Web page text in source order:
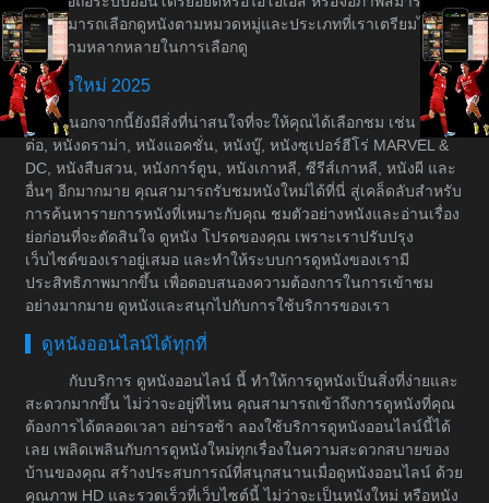
คุณสามารถเลือกดูหนังตามหมวดหมู่และประเภทที่เราเตรียมไว้ให้
เพื่อความหลากหลายในการเลือกดู
หนังใหม่ 2025
นอกจากนี้ยังมีสิ่งที่น่าสนใจที่จะให้คุณได้เลือกชม เช่น หนัง
ต่อ, หนังดราม่า, หนังแอคชั่น, หนังบู๊, หนังซุเปอร์ฮีโร่ MARVEL &
DC, หนังสืบสวน, หนังการ์ตูน, หนังเกาหลี, ซีรีส์เกาหลี, หนังผี และ
อื่นๆ อีกมากมาย คุณสามารถรับชมหนังใหม่ได้ที่นี่ สู่เคล็ดลับสำหรับ
การค้นหารายการหนังที่เหมาะกับคุณ ชมตัวอย่างหนังและอ่านเรื่อง
ย่อก่อนที่จะตัดสินใจ ดูหนัง โปรดของคุณ เพราะเราปรับปรุง
เว็บไซต์ของเราอยู่เสมอ และทำให้ระบบการดูหนังของเรามี
ประสิทธิภาพมากขึ้น เพื่อตอบสนองความต้องการในการเข้าชม
อย่างมากมาย ดูหนังและสนุกไปกับการใช้บริการของเรา
ดูหนังออนไลน์ได้ทุกที่
กับบริการ ดูหนังออนไลน์ นี้ ทำให้การดูหนังเป็นสิ่งที่ง่ายและ
สะดวกมากขึ้น ไม่ว่าจะอยู่ที่ไหน คุณสามารถเข้าถึงการดูหนังที่คุณ
ต้องการได้ตลอดเวลา อย่ารอช้า ลองใช้บริการดูหนังออนไลน์นี้ได้
เลย เพลิดเพลินกับการดูหนังใหม่ทุกเรื่องในความสะดวกสบายของ
บ้านของคุณ สร้างประสบการณ์ที่สนุกสนานเมื่อดูหนังออนไลน์ ด้วย
คุณภาพ HD และรวดเร็วที่เว็บไซต์นี้ ไม่ว่าจะเป็นหนังใหม่ หรือหนัง